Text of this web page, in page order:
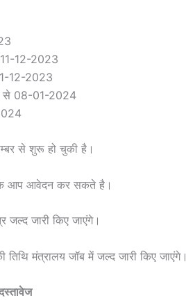
12-2023
12-2023
से 08-01-2024
से शुरू हो चुकी है।
आप आवेदन कर सकते है।
जल्द जारी किए जाएंगे।
तिथि मंत्रालय जॉब में जल्द जारी किए जाएंगे।